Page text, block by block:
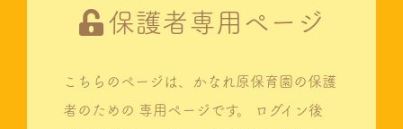
保護者専用ページ
こちらのページは、かなれ原保育園の保護
者のための 専用ページです。
ログイン後